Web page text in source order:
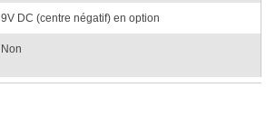
9V DC (centre négatif) en option
Non